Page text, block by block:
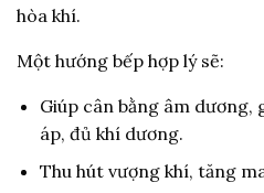
hòa khí.
Một hướng bếp hợp lý sẽ:
Giúp cân bằng âm dương,
áp, đủ khí dương.
Thu hút vượng khí, tăng